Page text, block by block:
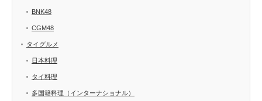
BNK48
CGM48
タイグルメ
日本料理
タイ料理
多国籍料理（インターナショナル）